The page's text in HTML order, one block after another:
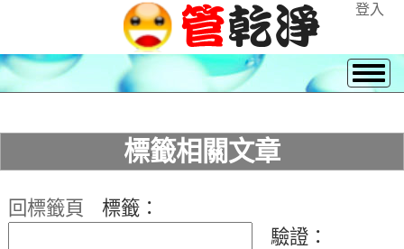
登入
標籤相關文章
回標籤頁
標籤：
驗證：